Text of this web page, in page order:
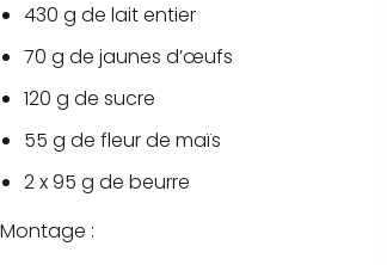
430 g de lait entier
70 g de jaunes d’œufs
120 g de sucre
55 g de fleur de maïs
2 x 95 g de beurre
Montage :